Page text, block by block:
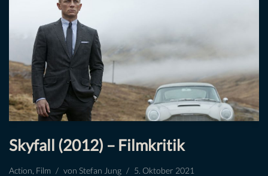
Skyfall (2012) – Filmkritik
Action Film von Stefan Jung 5. Oktober 2021